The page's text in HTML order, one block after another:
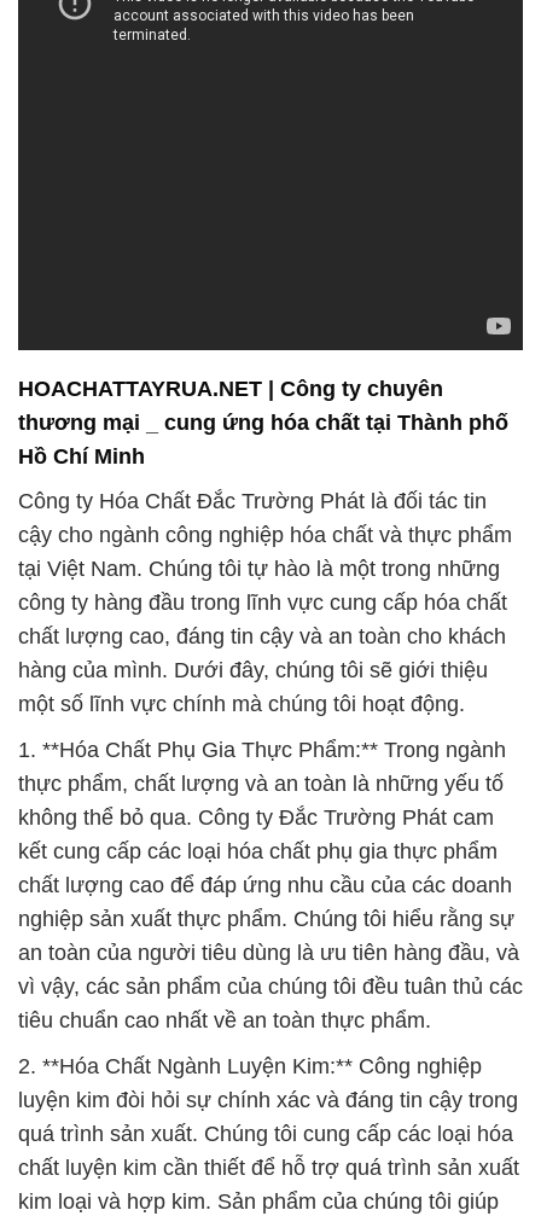
HOACHATTAYRUA.NET | Công ty chuyên
thương mại _ cung ứng hóa chất tại Thành phố
Hồ Chí Minh
Công ty Hóa Chất Đắc Trường Phát là đối tác tin
cậy cho ngành công nghiệp hóa chất và thực phẩm
tại Việt Nam. Chúng tôi tự hào là một trong những
công ty hàng đầu trong lĩnh vực cung cấp hóa chất
chất lượng cao, đáng tin cậy và an toàn cho khách
hàng của mình. Dưới đây, chúng tôi sẽ giới thiệu
một số lĩnh vực chính mà chúng tôi hoạt động.
1. **Hóa Chất Phụ Gia Thực Phẩm:** Trong ngành
thực phẩm, chất lượng và an toàn là những yếu tố
không thể bỏ qua. Công ty Đắc Trường Phát cam
kết cung cấp các loại hóa chất phụ gia thực phẩm
chất lượng cao để đáp ứng nhu cầu của các doanh
nghiệp sản xuất thực phẩm. Chúng tôi hiểu rằng sự
an toàn của người tiêu dùng là ưu tiên hàng đầu, và
vì vậy, các sản phẩm của chúng tôi đều tuân thủ các
tiêu chuẩn cao nhất về an toàn thực phẩm.
2. **Hóa Chất Ngành Luyện Kim:** Công nghiệp
luyện kim đòi hỏi sự chính xác và đáng tin cậy trong
quá trình sản xuất. Chúng tôi cung cấp các loại hóa
chất luyện kim cần thiết để hỗ trợ quá trình sản xuất
kim loại và hợp kim. Sản phẩm của chúng tôi giúp